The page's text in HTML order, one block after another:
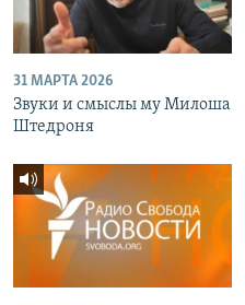
31 МАРТА 2026
Звуки и смыслы му Милоша
Штедроня